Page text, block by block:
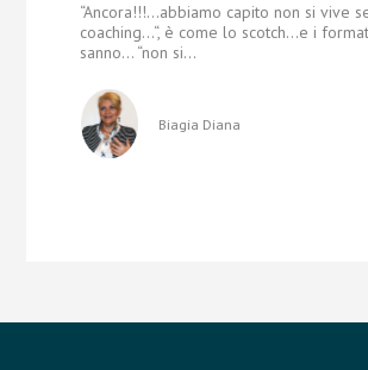
“Ancora!!!...abbiamo capito non si vive
coaching...“, è come lo scotch…e i
sanno… “non si...
Biagia Diana